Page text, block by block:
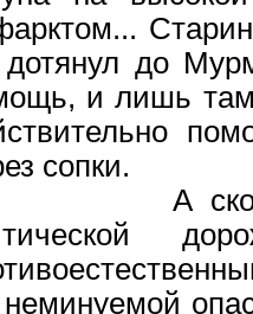
до
и лишь там
сопки.